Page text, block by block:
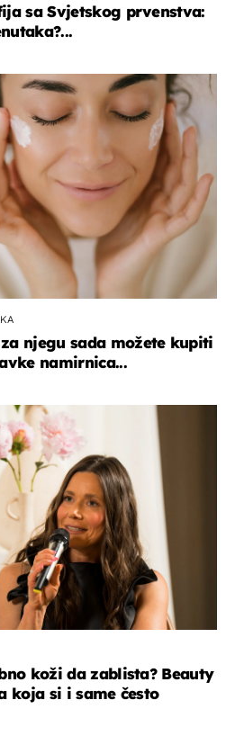
sa Svjetskog prvenstva:
njegu sada možete kupiti
namirnica...
koži da zablista? Beauty
koja si i same često